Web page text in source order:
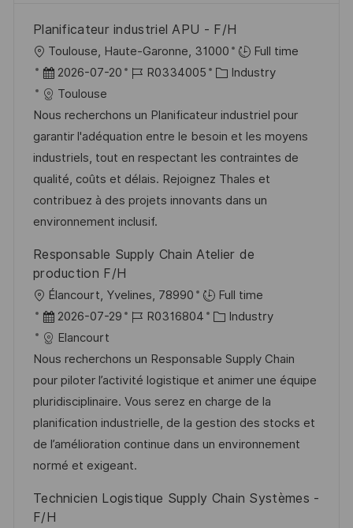
Planificateur industriel APU - F/H
O
r
t
Toulouse, Haute-Garonne, 31000
Full time
D
a
t
u
m
d
e
r
e
f
f
h
u
2026-07-20
J
b
-
I
D
R0334005
K
t
e
g
o
r
Industry
Toulouse
Nous recherchons un Planificateur industriel pour
garantir l'adéquation entre le besoin et les moyens
industriels, tout en respectant les contraintes de
qualité, coûts et délais. Rejoignez Thales et
contribuez à des projets innovants dans un
environnement inclusif.
Responsable Supply Chain Atelier de
production F/H
O
r
t
Élancourt, Yvelines, 78990
Full time
D
a
t
u
m
d
e
r
e
2026-07-29
J
b
-
I
D
R0316804
K
t
e
g
o
r
Industry
Elancourt
Nous recherchons un Responsable Supply Chain
pour piloter l’activité logistique et animer une équipe
pluridisciplinaire. Vous serez en charge de la
planification industrielle, de la gestion des stocks et
de l’amélioration continue dans un environnement
normé et exigeant.
Technicien Logistique Supply Chain Systèmes -
F/H